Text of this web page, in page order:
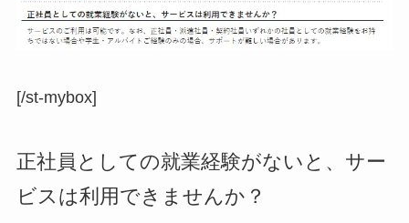
[/st-mybox]
正社員としての就業経験がないと、サー
ビスは利用できませんか？